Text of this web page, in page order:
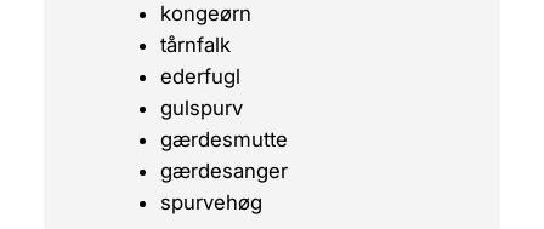
kongeørn
tårnfalk
ederfugl
gulspurv
gærdesmutte
gærdesanger
spurvehøg